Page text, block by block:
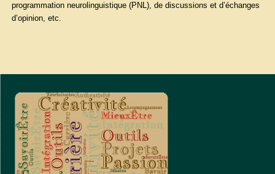
programmation neurolinguistique (PNL), de discussions et d’échanges
d’opinion, etc.